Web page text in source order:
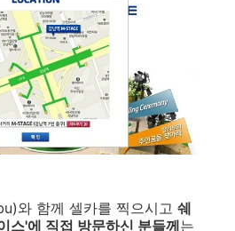
와 함께 셀카를 찍으시고 쉐
스'에 직접 방문하신 분들께는